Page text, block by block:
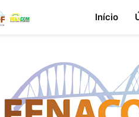
Início